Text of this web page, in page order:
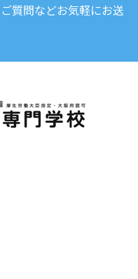
質問などお気軽にお送